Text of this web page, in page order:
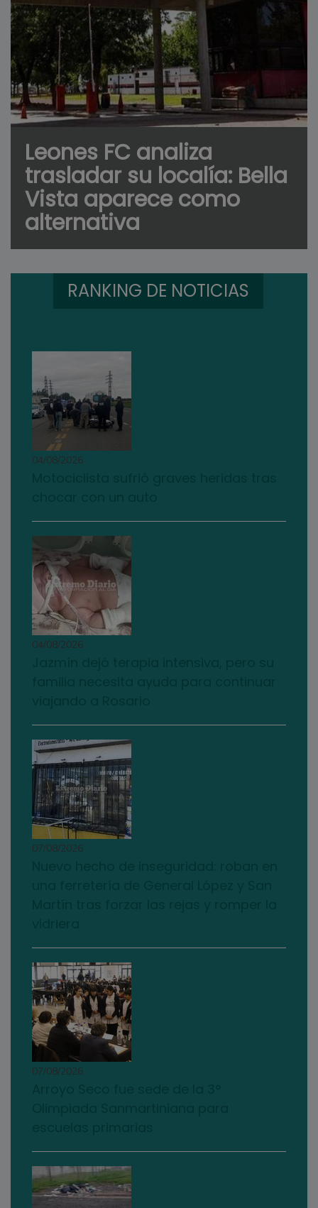
Leones FC analiza
trasladar su localía: Bella
Vista aparece como
alternativa
RANKING DE NOTICIAS
04/08/2026
04/08/2026
07/08/2026
07/08/2026